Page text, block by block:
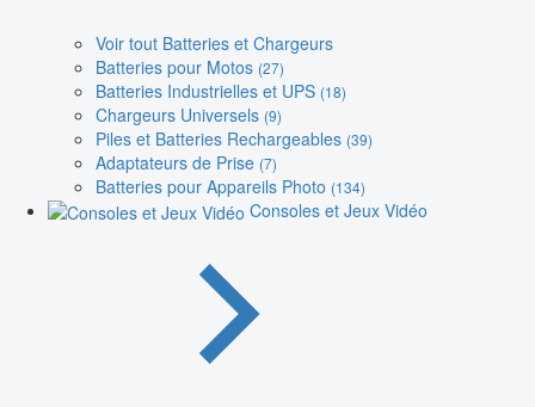
Voir tout Batteries et Chargeurs
Batteries pour Motos (27)
Batteries Industrielles et UPS (18)
Chargeurs Universels (9)
Piles et Batteries Rechargeables (39)
Adaptateurs de Prise (7)
Batteries pour Appareils Photo (134)
Consoles et Jeux Vidéo